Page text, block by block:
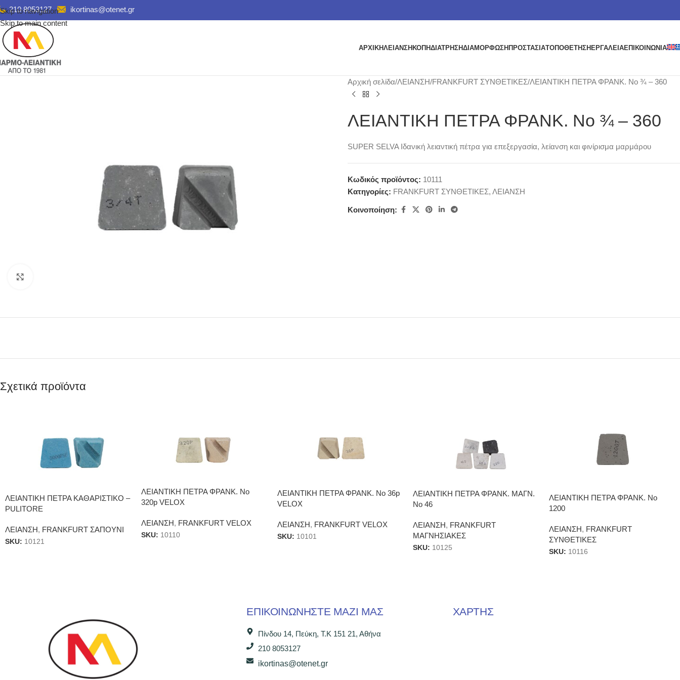
Skip to navigation
Skip to main content
210 8053127 ikortinas@otenet.gr
ΑΡΧΙΚΗΛΕΙΑΝΣΗ ΚΟΠΗΔΙΑΤΡΗΣΗΔΙΑΜΟΡΦΩΣΗ ΠΡΟΣΤΑΣΙΑΤΟΠΟΘΕΤΗΣΗ ΕΡΓΑΛΕΙΑΕΠΙΚΟΙΝΩΝΙΑ
Αρχική σελίδα ΛΕΙΑΝΣΗ FRANKFURT ΣΥΝΘΕΤΙΚΕΣ ΛΕΙΑΝΤΙΚΗ ΠΕΤΡΑ ΦΡΑΝΚ. Νο ¾ – 360
ΛΕΙΑΝΤΙΚΗ ΠΕΤΡΑ ΦΡΑΝΚ. Νο ¾ – 360
SUPER SELVA Ιδανική λειαντική πέτρα για επεξεργασία, λείανση και φινίρισμα μαρμάρου
Κωδικός προϊόντος: 10111
Κατηγορίες: FRANKFURT ΣΥΝΘΕΤΙΚΕΣ, ΛΕΙΑΝΣΗ
Κοινοποίηση:
Σχετικά προϊόντα
ΛΕΙΑΝΤΙΚΗ ΠΕΤΡΑ ΚΑΘΑΡΙΣΤΙΚΟ –
PULITORE
ΛΕΙΑΝΣΗ, FRANKFURT ΣΑΠΟΥΝΙ
SKU: 10121
ΛΕΙΑΝΤΙΚΗ ΠΕΤΡΑ ΦΡΑΝΚ. Νο
320p VELOX
ΛΕΙΑΝΣΗ, FRANKFURT VELOX
SKU: 10110
ΛΕΙΑΝΤΙΚΗ ΠΕΤΡΑ ΦΡΑΝΚ. Νο 36p
VELOX
ΛΕΙΑΝΣΗ, FRANKFURT VELOX
SKU: 10101
ΛΕΙΑΝΤΙΚΗ ΠΕΤΡΑ ΦΡΑΝΚ. ΜΑΓΝ.
Νο 46
ΛΕΙΑΝΣΗ, FRANKFURT
ΜΑΓΝΗΣΙΑΚΕΣ
SKU: 10125
ΛΕΙΑΝΤΙΚΗ ΠΕΤΡΑ ΦΡΑΝΚ. Νο
1200
ΛΕΙΑΝΣΗ, FRANKFURT
ΣΥΝΘΕΤΙΚΕΣ
SKU: 10116
ΕΠΙΚΟΙΝΩΝΉΣΤΕ ΜΑΖΊ ΜΑΣ
Πίνδου 14, Πεύκη, Τ.Κ 151 21, Αθήνα
210 8053127
ikortinas@otenet.gr
ΧΑΡΤΗΣ